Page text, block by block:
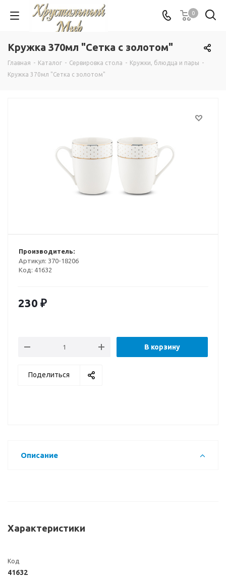
0
Кружка 370мл "Сетка с золотом"
Главная - Каталог - Сервировка стола - Кружки, блюдца и пары -
Кружка 370мл "Сетка с золотом"
Производитель:
Артикул: 370-18206
Код: 41632
230 ₽
В корзину
Поделиться
Описание
Характеристики
Код
41632